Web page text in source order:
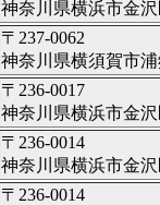
神奈川県横浜市金
〒237-0062
神奈川県横須賀市
〒236-0017
神奈川県横浜市金
〒236-0014
神奈川県横浜市金
〒236-0014